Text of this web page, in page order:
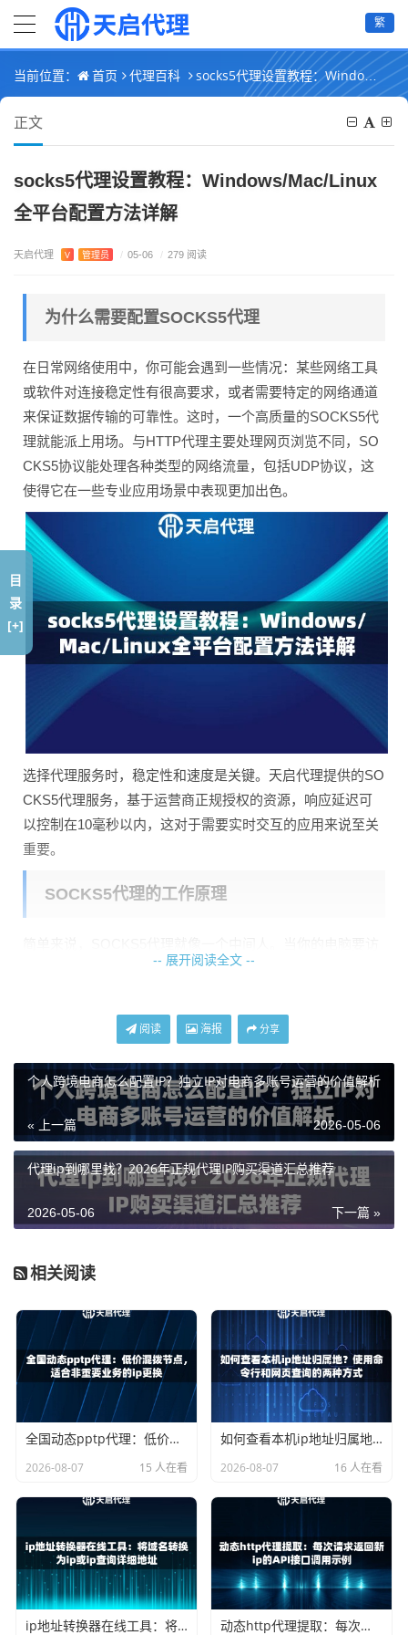
繁
当前位置： 首页 代理百科 socks5代理设置教程：Windows/Mac/Linux全平台配置方法详解
正文
socks5代理设置教程：Windows/Mac/Linux
全平台配置方法详解
天启代理 V 管理员 / 05-06 / 279 阅读
为什么需要配置SOCKS5代理
在日常网络使用中，你可能会遇到一些情况：某些网络工具
或软件对连接稳定性有很高要求，或者需要特定的网络通道
来保证数据传输的可靠性。这时，一个高质量的SOCKS5代
理就能派上用场。与HTTP代理主要处理网页浏览不同，SO
CKS5协议能处理各种类型的网络流量，包括UDP协议，这
使得它在一些专业应用场景中表现更加出色。
选择代理服务时，稳定性和速度是关键。天启代理提供的SO
CKS5代理服务，基于运营商正规授权的资源，响应延迟可
以控制在10毫秒以内，这对于需要实时交互的应用来说至关
重要。
SOCKS5代理的工作原理
问目标服务器时，请求不是直接发送过去，而是先发给SOC
是，目标服务器看到的是代理服务器的IP地址，而不是你的
SOCKS5是SOCKS协议的最新版本，相比之前的版本，它
支持更全面的认证方式，并且可以处理更复杂的网络请求。
这也是为什么很多对网络环境有特殊要求的软件会推荐使用
SOCKS5代理的原因。
Windows系统配置SOCKS5代理
是详细步骤：
2. 在左侧菜单中选择 代理 ，找到 手动设置代理 部分。
3. 打开使用代理服务器开关，然后填写代理服务器地址和端
口。
4. 在 代理服务器地址 栏填入从天启代理获取的服务器地址，
务器”选项，然后点击保存。
需要注意的是，Windows系统自带的代理设置是全局的，会
影响所有网络应用。如果只需要特定软件使用代理，最好在
软件内部进行设置。
-- 展开阅读全文 --
阅读 海报 分享
个人跨境电商怎么配置IP？独立IP对电商多账号运营的价值解析
« 上一篇 2026-05-06
代理ip到哪里找？2026年正规代理IP购买渠道汇总推荐
下一篇 »
2026-05-06
相关阅读
全国动态pptp代理：低价混拨节点，适合非重要业务的ip更换
2026-08-07 15 人在看
如何查看本机ip地址归属地？使用命令行和网页查询的两种方式
2026-08-07 16 人在看
ip地址转换器在线工具：将域名转换为ip或ip查询详细地址 动态http代理提取：每次请求返回新ip的API接口调用示例
目
录
[+]